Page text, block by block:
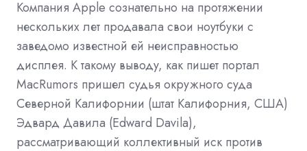
Компания Apple сознательно на протяжении
нескольких лет продавала свои ноутбуки с
заведомо известной ей неисправностью
дисплея. К такому выводу, как пишет портал
MacRumors пришел судья окружного суда
Северной Калифорнии (штат Калифорния, США)
Эдвард Давила (Edward Davila),
рассматривающий коллективный иск против